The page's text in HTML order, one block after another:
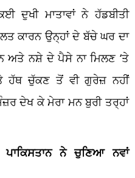
ਦੁਖੀ ਮਾਤਾਵਾਂ ਨੇ ਹੱਡਬੀਤੀ
ਕਾਰਨ ਉਨ੍ਹਾਂ ਦੇ ਬੱਚੇ ਘਰ ਦਾ
ਅਤੇ ਨਸ਼ੇ ਦੇ ਪੈਸੇ ਨਾ ਮਿਲਣ ‘ਤੇ
ਹੱਥ ਚੁੱਕਣ ਤੋਂ ਵੀ ਗੁਰੇਜ਼ ਨਹੀਂ
ਦੇਖ ਕੇ ਮੇਰਾ ਮਨ ਬੁਰੀ ਤਰ੍ਹਾਂ
ਨੇ ਚੁਣਿਆ ਨਵਾਂ